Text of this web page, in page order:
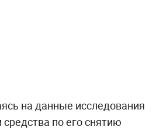
на данные исследования
по его снятию